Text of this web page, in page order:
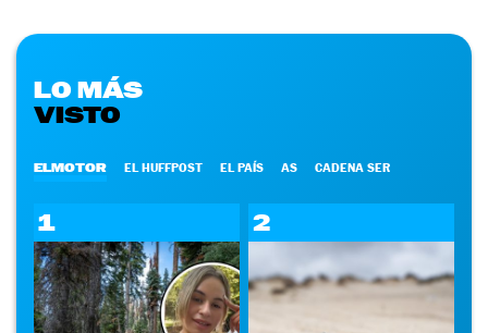
LO MÁS
VISTO
ELMOTOR EL HUFFPOST EL PAÍS AS CADENA SER
1 2